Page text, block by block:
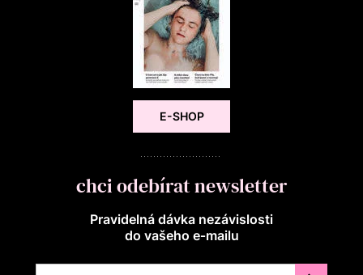
E-SHOP
chci odebírat newsletter
Pravidelná dávka nezávislosti
do vašeho e‑mailu